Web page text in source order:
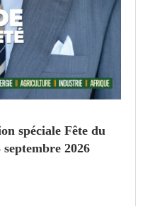
spéciale Fête du
2026